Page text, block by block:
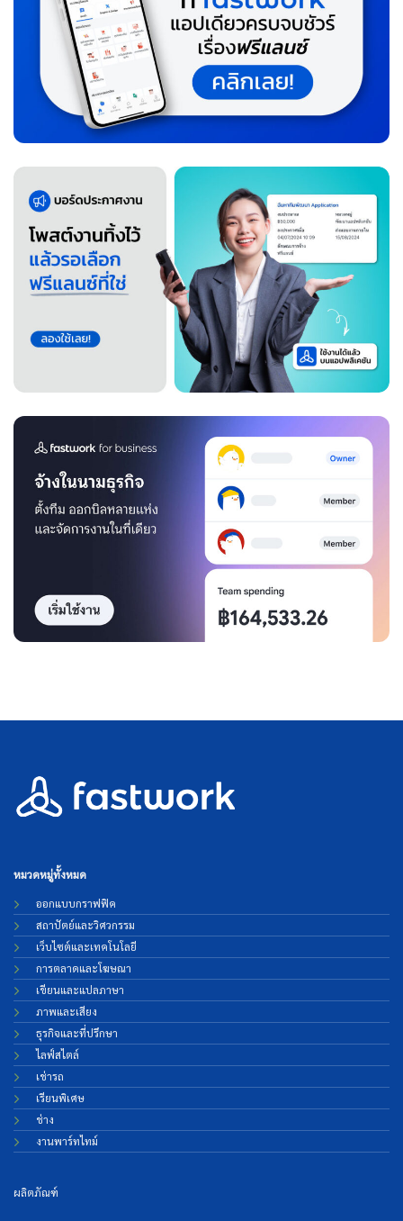
หมวดหมู่ทั้งหมด
ออกแบบกราฟฟิค
สถาปัตย์และวิศวกรรม
เว็บไซต์และเทคโนโลยี
การตลาดและโฆษณา
เขียนและแปลภาษา
ภาพและเสียง
ธุรกิจและที่ปรึกษา
ไลฟ์สไตล์
เช่ารถ
เรียนพิเศษ
ช่าง
งานพาร์ทไทม์
ผลิตภัณฑ์